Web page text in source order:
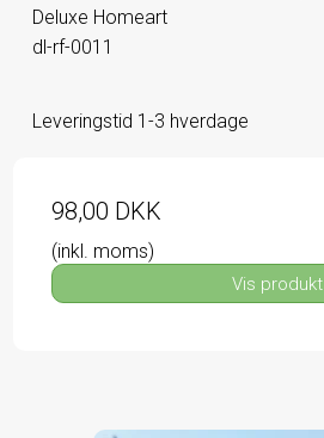
Deluxe Homeart
dl-rf-0011
Leveringstid 1-3 hverdage
98,00 DKK
(inkl. moms)
Vis produkt